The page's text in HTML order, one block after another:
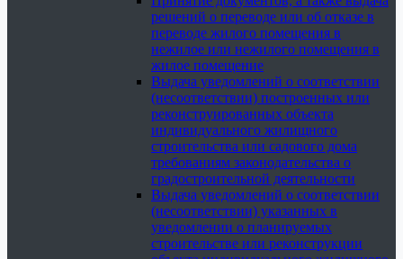
решений о переводе или об отказе в
переводе жилого помещения в
нежилое или нежилого помещения в
жилое помещение
Выдача уведомлений о соответствии
(несоответствии) построенных или
реконструированных объекта
индивидуального жилищного
строительства или садового дома
требованиям законодательства о
градостроительной деятельности
Выдача уведомлений о соответствии
(несоответствии) указанных в
уведомлении о планируемых
строительстве или реконструкции